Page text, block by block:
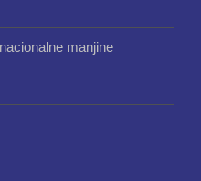
manjine